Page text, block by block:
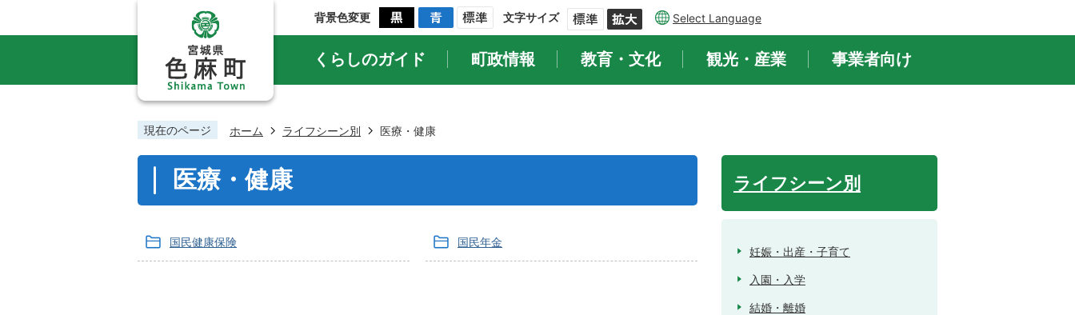
背景色変更 文字サイズ Select Language
くらしのガイド 町政情報 教育・文化 観光・産業 事業者向け
現在のページ ホーム ライフシーン別 医療・健康
医療・健康
国民健康保険 国民年金
ライフシーン別
妊娠・出産・子育て
入園・入学
結婚・離婚